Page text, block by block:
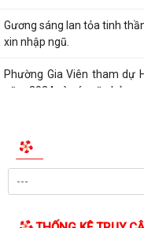
Gương sáng lan tỏa tinh
xin nhập ngũ.
Phường Gia Viên tham dự
năm 2024 và các văn bản